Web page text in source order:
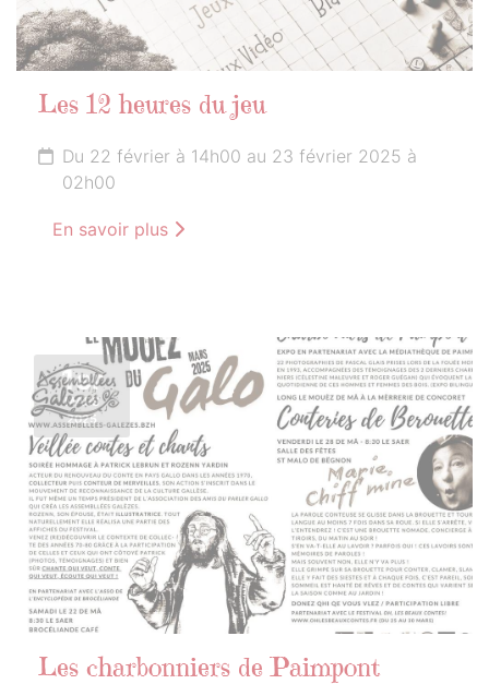
Les 12 heures du jeu
Du 22 février à 14h00 au 23 février 2025 à
02h00
En savoir plus
1er
MARS
2025
Les charbonniers de Paimpont